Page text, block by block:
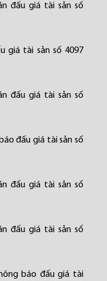
đấu giá tài sản số
giá tài sản số 4097
đấu giá tài sản số
đấu giá tài sản số
đấu giá tài sản số
đấu giá tài sản số
báo đấu giá tài